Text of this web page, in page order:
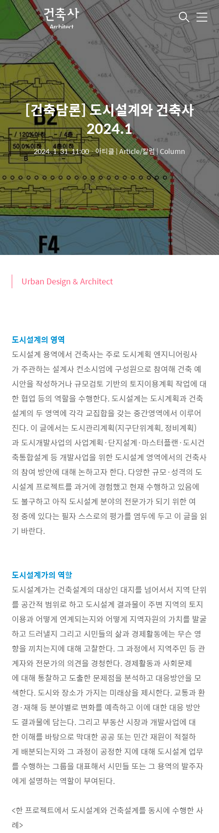
메
[건축담론] 도시설계와 건축사
2024.1
2024. 1. 31. 11:00ㆍ아티클 | Article/칼럼 | Column
Urban Design & Architect
도시설계의 영역
도시설계 용역에서 건축사는 주로 도시계획 엔지니어링사
가 주관하는 설계사 컨소시엄에 구성원으로 참여해 건축 예
시안을 작성하거나 규모검토 기반의 토지이용계획 작업에 대
한 협업 등의 역할을 수행한다. 도시설계는 도시계획과 건축
설계의 두 영역에 각각 교집합을 갖는 중간영역에서 이루어
진다. 이 글에서는 도시관리계획(지구단위계획, 정비계획)
과 도시개발사업의 사업계획·단지설계·마스터플랜·도시건
축통합설계 등 개발사업을 위한 도시설계 영역에서의 건축사
의 참여 방안에 대해 논하고자 한다. 다양한 규모·성격의 도
시설계 프로젝트를 과거에 경험했고 현재 수행하고 있음에
도 불구하고 아직 도시설계 분야의 전문가가 되기 위한 여
정 중에 있다는 필자 스스로의 평가를 염두에 두고 이 글을 읽
기 바란다.
도시설계가의 역할
도시설계가는 건축설계의 대상인 대지를 넘어서서 지역 단위
를 공간적 범위로 하고 도시설계 결과물이 주변 지역의 토지
이용과 어떻게 연계되는지와 어떻게 지역자원의 가치를 발굴
하고 드러낼지 그리고 시민들의 삶과 경제활동에는 무슨 영
향을 끼치는지에 대해 고찰한다. 그 과정에서 지역주민 등 관
계자와 전문가의 의견을 경청한다. 경제활동과 사회문제
에 대해 통찰하고 도출한 문제점을 분석하고 대응방안을 모
색한다. 도시와 장소가 가지는 미래상을 제시한다. 교통과 환
경·재해 등 분야별로 변화를 예측하고 이에 대한 대응 방안
도 결과물에 담는다. 그리고 부동산 시장과 개발사업에 대
한 이해를 바탕으로 막대한 공공 또는 민간 재원이 적절하
게 배분되는지와 그 과정이 공정한 지에 대해 도시설계 업무
를 수행하는 그룹을 대표해서 시민들 또는 그 용역의 발주자
에게 설명하는 역할이 부여된다.
<한 프로젝트에서 도시설계와 건축설계를 동시에 수행한 사
례>